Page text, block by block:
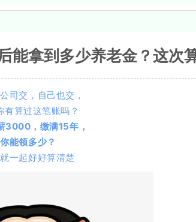
能拿到多少养老金？这次
司交，自己也交，
有算过这笔账吗？
3000，缴满15年，
你能领多少？
一起好好算清楚